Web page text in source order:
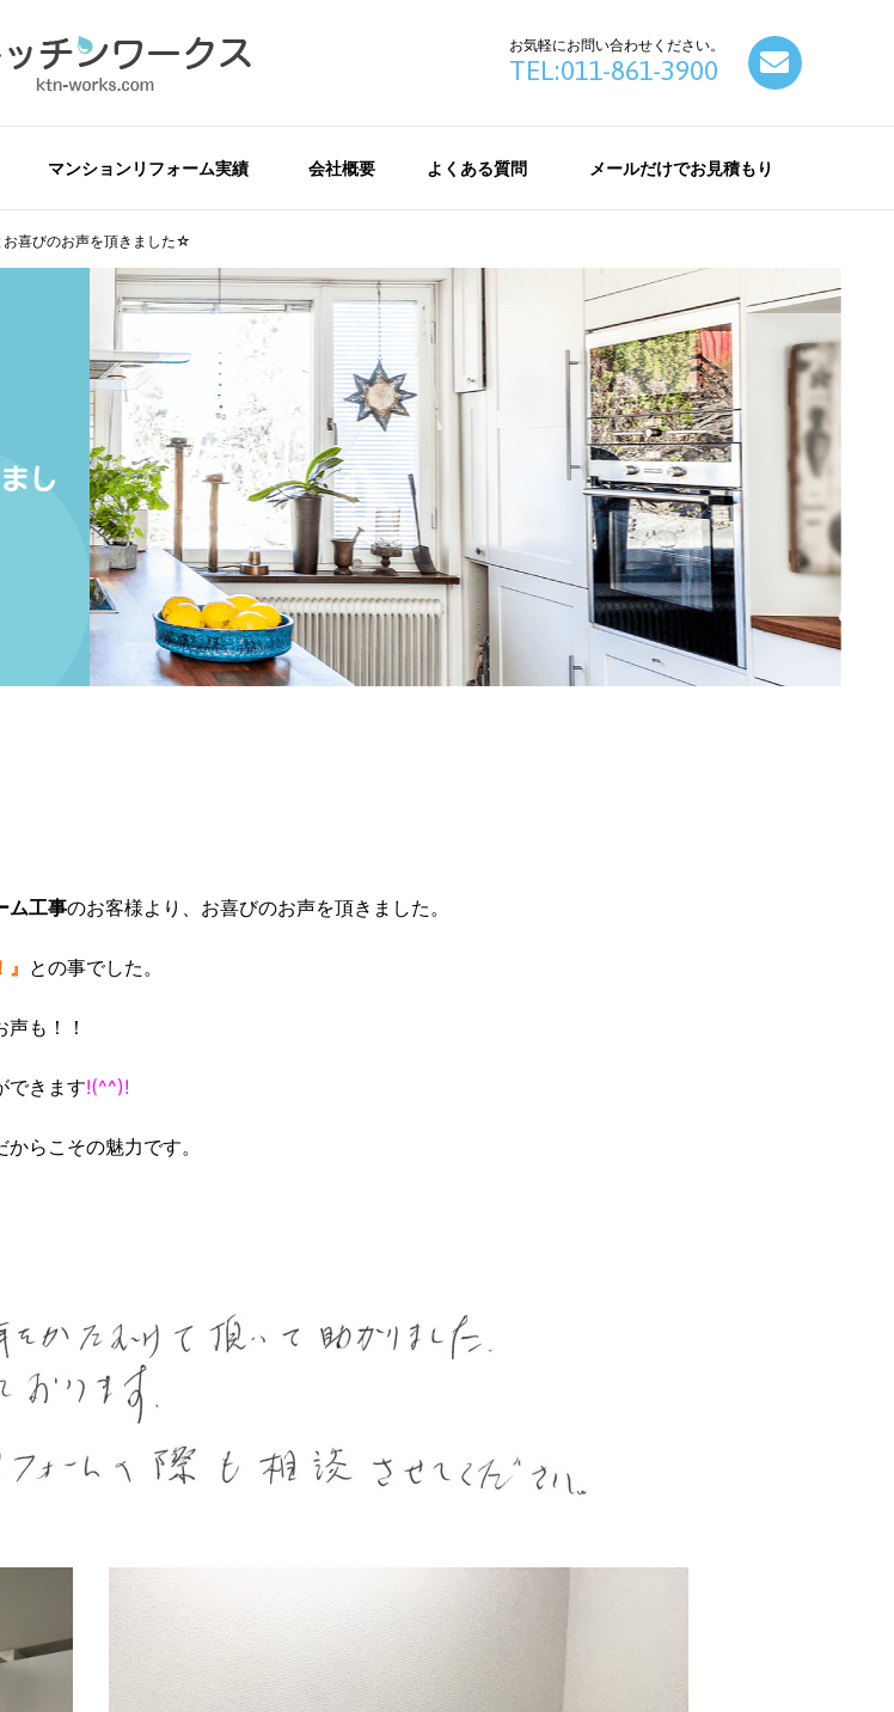
お気軽にお問い合わせください。
TEL:011-861-3900
マンションリフォーム実績 会社概要 よくある質問 メールだけでお見積もり
お喜びのお声を頂きました☆
し
ム工事のお客様より、お喜びのお声を頂きました。
との事でした。
声も！！
できます!(^^)!
らこその魅力です。